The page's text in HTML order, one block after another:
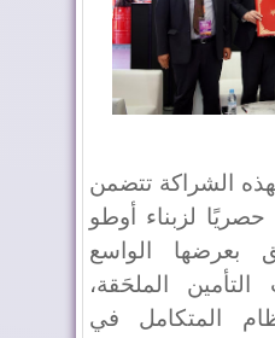
الشراكة تتضمن
حصريًا لزبناء أوطو
بعرضها الواسع
الملحَقة،
المتكامل في